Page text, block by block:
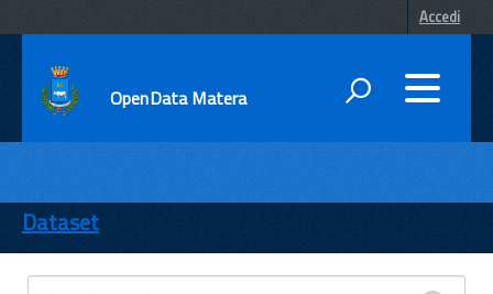
Accedi
OpenData Matera
ENTI
TEMI
INFORMAZIONI
Dataset